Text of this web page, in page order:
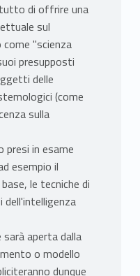
di offrire una
sul
"scienza
presupposti
delle
(come
sulla
presi in esame
esempio il
le tecniche di
dell'intelligenza
aperta dalla
o modello
dunque